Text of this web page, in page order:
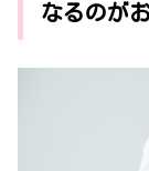
なるのが